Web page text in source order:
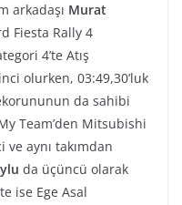
arkadaşı Murat
Fiesta Rally 4
4’te Atış
olurken, 03:49,30’luk
da sahibi
Team’den Mitsubishi
ve aynı takımdan
da üçüncü olarak
ise Ege Asal